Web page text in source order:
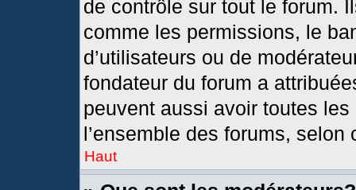
de contrôle sur tout le forum.
comme les permissions, le
d’utilisateurs ou de
fondateur du forum a
peuvent aussi avoir toutes
l’ensemble des forums,
Haut